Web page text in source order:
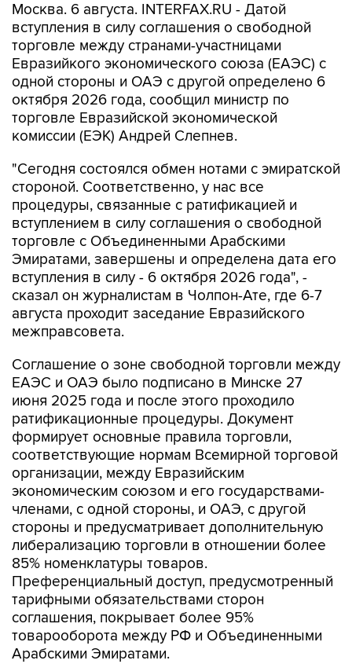
Москва. 6 августа. INTERFAX.RU - Датой
вступления в силу соглашения о свободной
торговле между странами-участницами
Евразийкого экономического союза (ЕАЭС) с
одной стороны и ОАЭ с другой определено 6
октября 2026 года, сообщил министр по
торговле Евразийской экономической
комиссии (ЕЭК) Андрей Слепнев.
"Сегодня состоялся обмен нотами с эмиратской
стороной. Соответственно, у нас все
процедуры, связанные с ратификацией и
вступлением в силу соглашения о свободной
торговле с Объединенными Арабскими
Эмиратами, завершены и определена дата его
вступления в силу - 6 октября 2026 года", -
сказал он журналистам в Чолпон-Ате, где 6-7
августа проходит заседание Евразийского
межправсовета.
Соглашение о зоне свободной торговли между
ЕАЭС и ОАЭ было подписано в Минске 27
июня 2025 года и после этого проходило
ратификационные процедуры. Документ
формирует основные правила торговли,
соответствующие нормам Всемирной торговой
организации, между Евразийским
экономическим союзом и его государствами-
членами, с одной стороны, и ОАЭ, с другой
стороны и предусматривает дополнительную
либерализацию торговли в отношении более
85% номенклатуры товаров.
Преференциальный доступ, предусмотренный
тарифными обязательствами сторон
соглашения, покрывает более 95%
товарооборота между РФ и Объединенными
Арабскими Эмиратами.